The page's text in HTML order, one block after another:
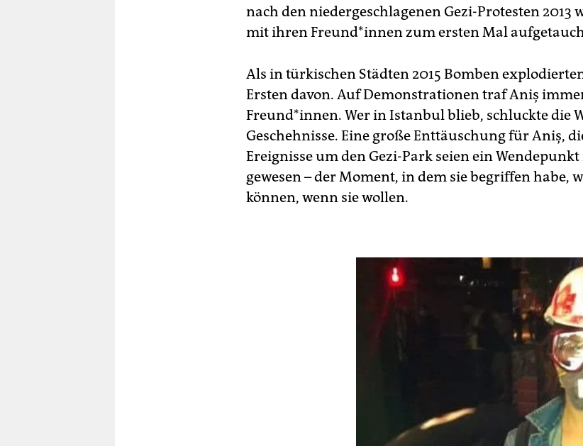
nach den niedergeschlagenen Gezi-Protesten 2013
mit ihren Freund*innen zum ersten Mal
Als in türkischen Städten 2015 Bomben
Ersten davon. Auf Demonstrationen traf Aniş
Freund*innen. Wer in Istanbul blieb, schluckte die
Geschehnisse. Eine große Enttäuschung für Aniş,
Ereignisse um den Gezi-Park seien ein
gewesen – der Moment, in dem sie begriffen habe,
können, wenn sie wollen.